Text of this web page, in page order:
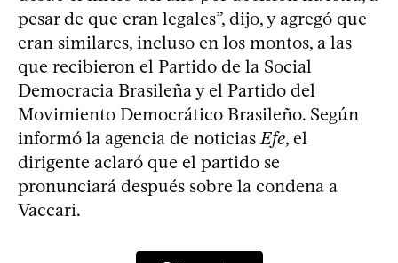
pesar de que eran legales”, dijo, y agregó que
eran similares, incluso en los montos, a las
que recibieron el Partido de la Social
Democracia Brasileña y el Partido del
Movimiento Democrático Brasileño. Según
informó la agencia de noticiasEfe, el
dirigente aclaró que el partido se
pronunciará después sobre la condena a
Vaccari.